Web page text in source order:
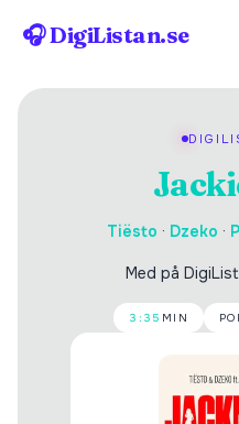
🎧 DigiListan.se
Tiësto · Dzeko ·
Med på
3:35 MIN